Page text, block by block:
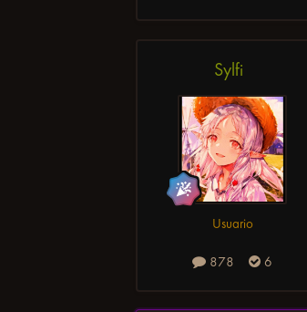
Sylfi
Usuario
878 6